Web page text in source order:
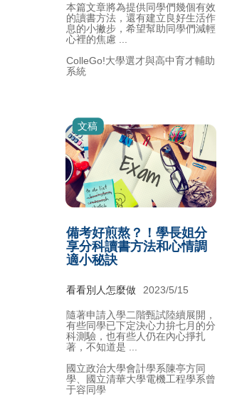
本篇文章將為提供同學們幾個有效
的讀書方法，還有建立良好生活作
息的小撇步，希望幫助同學們減輕
心裡的焦慮 ...
ColleGo!大學選才與高中育才輔助
系統
文稿
備考好煎熬？！學長姐分
享分科讀書方法和心情調
適小秘訣
看看別人怎麼做 2023/5/15
隨著申請入學二階甄試陸續展開，
有些同學已下定決心力拚七月的分
科測驗，也有些人仍在內心掙扎
著，不知道是 ...
國立政治大學會計學系陳亭方同
學、國立清華大學電機工程學系曾
于容同學